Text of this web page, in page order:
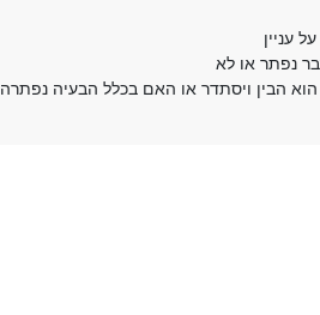
עניין
נפתר או לא
הבין ויסתדר או האם בכלל הבעיה נפתרה